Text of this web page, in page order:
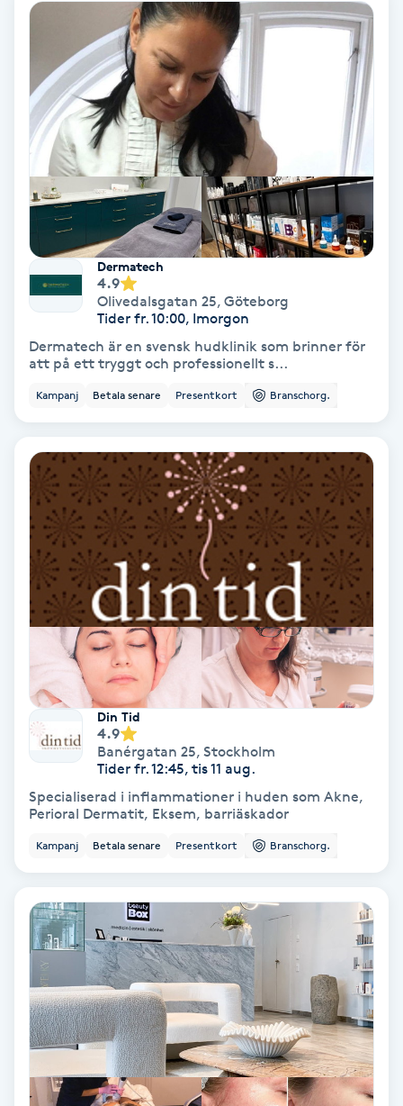
Ansiktsbehandling djuprengörande
Babylights
Balayage
Bambumassage
Barber
Barnklippning
BIAB
Blowout
Brynformning
Brynfärgning
Brynplockning
Bröllopsuppsättning
Celluliter
Coachning
Color correction
Damklippning
Dermapen
Diamantslipning
Dermatech
4.9
Olivedalsgatan 25, Göteborg
Tider fr. 10:00, Imorgon
Dermatech är en svensk hudklinik som brinner för
att på ett tryggt och professionellt s...
Kampanj Betala senare Presentkort Branschorg.
Din Tid
4.9
Banérgatan 25, Stockholm
Tider fr. 12:45, tis 11 aug.
Specialiserad i inflammationer i huden som Akne,
Perioral Dermatit, Eksem, barriäskador
Kampanj Betala senare Presentkort Branschorg.